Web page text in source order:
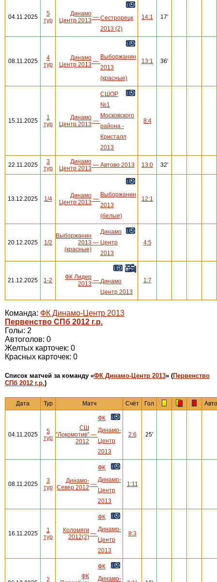
04.11.2025
5
тур
Динамо
Центр 2013 — Сестрорецк
2013 (2)
14:1 17'
08.11.2025
4
тур
Динамо
Центр 2013 —
Выборжанин
2013
(красные)
13:1 36'
15.11.2025
1
тур
Динамо
Центр 2013 —
СШОР
№1
Московского
района -
Кристалл
2013
8:4
22.11.2025
3
тур
Динамо
Центр 2013 — Автово 2013 13:0 32'
13.12.2025 1/4
Динамо
Центр 2013 —
Выборжанин
2013
(белые)
12:1
20.12.2025 1/2
Выборжанин
2013
(красные)
—
Динамо
Центр
2013
4:5
21.12.2025 1-2
ФК Лидер
2013 — Динамо
Центр 2013
1:7
Команда: ФК Динамо-Центр 2013
Первенство СПб 2012 г.р.
Голы: 2
Автоголов: 0
Желтых карточек: 0
Красных карточек: 0
Cписок матчей за команду «ФК Динамо-Центр 2013» (Первенство
СПб 2012 г.р.)
Дата Тур Матч Счёт Гол Авто
04.11.2025
5
тур
СШ
"Локомотив"
2012
—
ФК
Динамо-
Центр
2013
2:6 25'
08.11.2025
3
тур
Динамо-
Север 2012 —
ФК
Динамо-
Центр
2013
1:11
16.11.2025
1
тур
Коломяги
2012(2) —
ФК
Динамо-
Центр
2013
8:3
2
ФК
ФК
Динамо-